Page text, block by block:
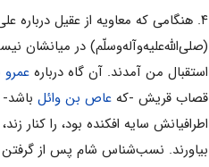
۴. هنگامی که معاویه از عقیل درباره علی (علیه‌السّلام) و یارانش پرسید، عقیل گفت: آنان همان رسول خدا (صلی‌الله‌علیه‌و‌آله‌وسلّم) و اصحاب آن حضرت در
(صلی‌الله‌علیه‌و‌آله‌وسلّم) در میانشان
استقبال من آمدند. آن گاه درباره
قصاب قریش -که عاص بن وائل
اطرافیانش سایه افکنده بود، را
بیاورند. نسب‌شناس شام پس از گرفتن